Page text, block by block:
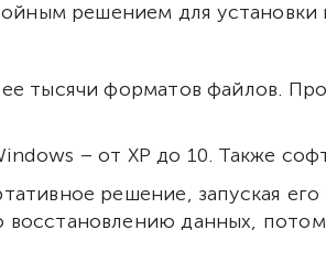
решением для
тысячи форматов файлов.
– от XP до 10. Также
решение, запуская
данных,